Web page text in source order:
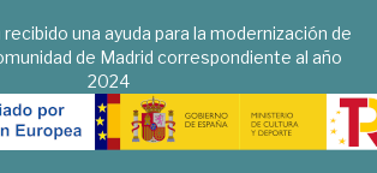
una ayuda para la modernización de
de Madrid correspondiente al año
2024